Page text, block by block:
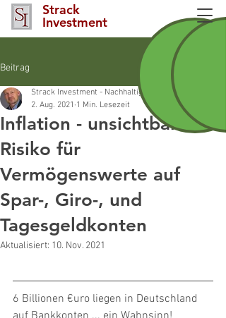
Strack
Investment
Beitrag
Inflation - unsichtbares
Risiko für
Vermögenswerte auf
Spar-, Giro-, und
Tagesgeldkonten
Strack Investment - Nachhaltigkeitsberater INAF
2. Aug. 2021 1 Min. Lesezeit
Aktualisiert: 10. Nov. 2021
6 Billionen €uro liegen in Deutschland